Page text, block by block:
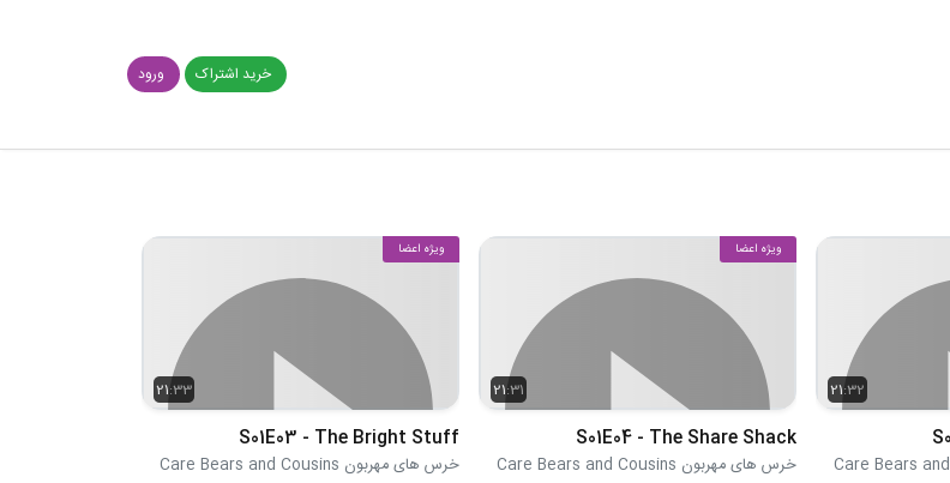
خرید اشتراک
ورود
21:32
21:31
ویژه اعضا
S01E04 - The Share Shack
خرس های مهربون Care Bears and Cousins
21:33
ویژه اعضا
S01E03 - The Bright Stuff
خرس های مهربون Care Bears and Cousins